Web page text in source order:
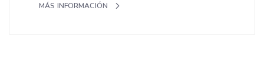
MÁS INFORMACIÓN